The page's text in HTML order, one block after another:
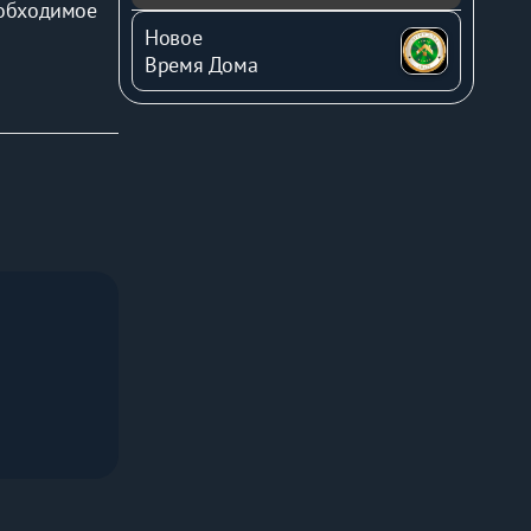
Морской
Новое
Время Дома